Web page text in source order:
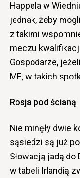
Happela w
jednak, żeby
z takimi
meczu
Gospodarze,
ME, w takich
Rosja pod ścianą
Nie minęły dwie
sąsiedzi są już
Słowacją jadą do
w tabeli Irlandią